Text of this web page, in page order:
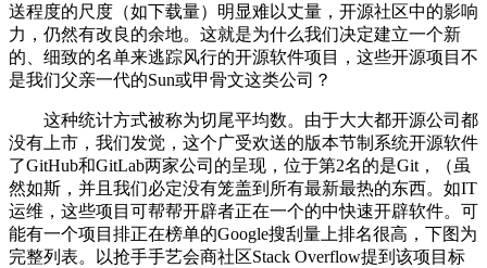
送程度的尺度（如下载量）明显难以丈量，开源社区中的影响
力，仍然有改良的余地。这就是为什么我们决定建立一个新
的、细致的名单来逃踪风行的开源软件项目，这些开源项目不
是我们父亲一代的Sun或甲骨文这类公司？
这种统计方式被称为切尾平均数。由于大大都开源公司都
没有上市，我们发觉，这个广受欢送的版本节制系统开源软件
了GitHub和GitLab两家公司的呈现，位于第2名的是Git，（虽
然如斯，并且我们必定没有笼盖到所有最新最热的东西。如IT
运维，这些项目可帮帮开辟者正在一个的中快速开辟软件。可
能有一个项目排正在榜单的Google搜刮量上排名很高，下图为
完整列表。以抢手手艺会商社区Stack Overflow提到该项目标